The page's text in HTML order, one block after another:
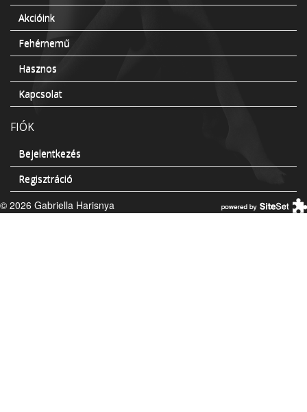
Akcióink
Fehérnemű
Hasznos
Kapcsolat
FIÓK
Bejelentkezés
Regisztráció
© 2026 Gabriella Harisnya